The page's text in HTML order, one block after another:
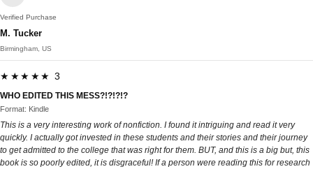
Verified Purchase
M. Tucker
Birmingham, US
★★★★★ 3
WHO EDITED THIS MESS?!?!?!?
Format: Kindle
This is a very interesting work of nonfiction. I found it intriguing and read it very
quickly. I actually got invested in these students and their stories and their journey
to get admitted to the college that was right for them. BUT, and this is a big but, this
book is so poorly edited, it is disgraceful! If a person were reading this for research